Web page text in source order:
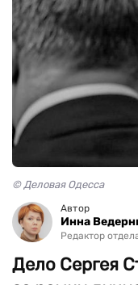
© Деловая Одесса
Автор
Инна
Редактор
Дело Сергея